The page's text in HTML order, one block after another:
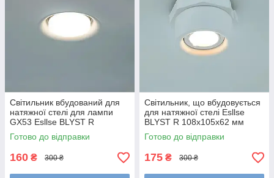
Світильник вбудований для
натяжної стелі для лампи
GX53 Esllse BLYST R
128x125x42 мм білий
Готово до відправки
160 ₴ 300 ₴
Світильник, що вбудовується
для натяжної стелі Esllse
BLYST R 108x105x62 мм
білий для лампи GU10
Готово до відправки
175 ₴ 300 ₴